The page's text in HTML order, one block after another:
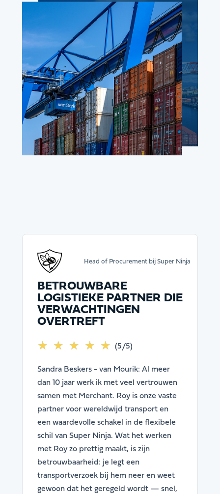
Head of Procurement bij Super Ninja
BETROUWBARE
LOGISTIEKE PARTNER DIE
VERWACHTINGEN
OVERTREFT
☆ ☆ ☆ ☆ ☆
★ ★ ★ ★ ★ (5/5)
Sandra Beskers - van Mourik: Al meer
dan 10 jaar werk ik met veel vertrouwen
samen met Merchant. Roy is onze vaste
partner voor wereldwijd transport en
een waardevolle schakel in de flexibele
schil van Super Ninja. Wat het werken
met Roy zo prettig maakt, is zijn
betrouwbaarheid: je legt een
transportverzoek bij hem neer en weet
gewoon dat het geregeld wordt — snel,